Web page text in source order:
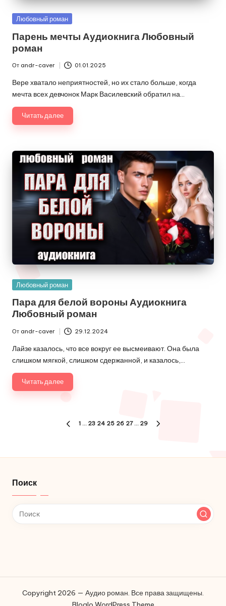
Опубликовано
Любовный роман
Парень мечты Аудиокнига Любовный
роман
от
От andr-caver 01.01.2025
Вере хватало неприятностей, но их стало больше, когда
мечта всех девчонок Марк Василевский обратил на…
Читать далее
Опубликовано
Любовный роман
Пара для белой вороны Аудиокнига
Любовный роман
от
От andr-caver 29.12.2024
Лайзе казалось, что все вокруг ее высмеивают. Она была
слишком мягкой, слишком сдержанной, и казалось,…
Читать далее
Пагинация
ПРЕДЫДУЩАЯ
1 … 23 24 25 26 27 … 29
Поиск
Copyright 2026 — Аудио роман. Все права защищены.